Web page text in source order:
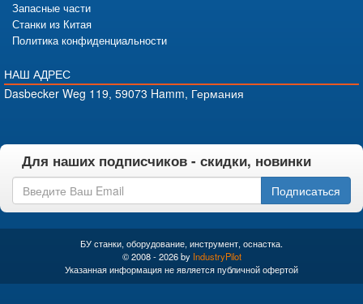
Запасные части
Станки из Китая
Политика конфиденциальности
НАШ АДРЕС
Dasbecker Weg 119, 59073 Hamm, Германия
Для наших подписчиков - скидки, новинки
Подписаться
БУ станки, оборудование, инструмент, оснастка.
© 2008 - 2026 by IndustryPilot
Указанная информация не является публичной офертой